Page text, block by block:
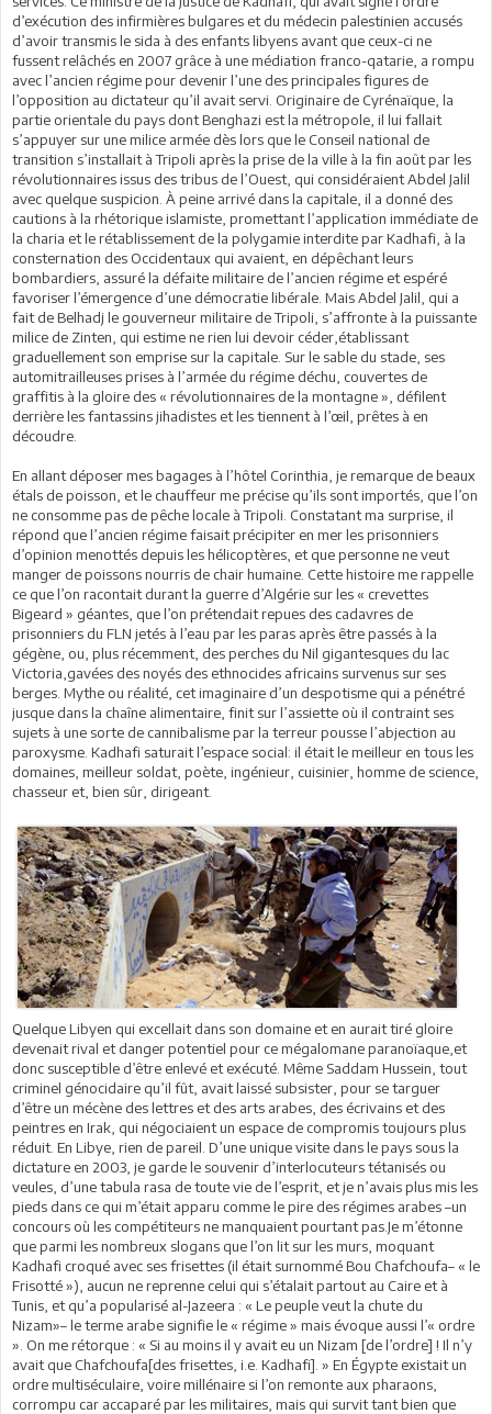
d’exécution des infirmières bulgares et du médecin palestinien accusés
d’avoir transmis le sida à des enfants libyens avant que ceux-ci ne
fussent relâchés en 2007 grâce à une médiation franco-qatarie, a rompu
avec l’ancien régime pour devenir l’une des principales figures de
l’opposition au dictateur qu’il avait servi. Originaire de Cyrénaïque, la
partie orientale du pays dont Benghazi est la métropole, il lui fallait
s’appuyer sur une milice armée dès lors que le Conseil national de
transition s’installait à Tripoli après la prise de la ville à la fin août par les
révolutionnaires issus des tribus de l’Ouest, qui considéraient Abdel Jalil
avec quelque suspicion. À peine arrivé dans la capitale, il a donné des
cautions à la rhétorique islamiste, promettant l’application immédiate de
la charia et le rétablissement de la polygamie interdite par Kadhafi, à la
consternation des Occidentaux qui avaient, en dépêchant leurs
bombardiers, assuré la défaite militaire de l’ancien régime et espéré
favoriser l’émergence d’une démocratie libérale. Mais Abdel Jalil, qui a
fait de Belhadj le gouverneur militaire de Tripoli, s’affronte à la puissante
milice de Zinten, qui estime ne rien lui devoir céder,établissant
graduellement son emprise sur la capitale. Sur le sable du stade, ses
automitrailleuses prises à l’armée du régime déchu, couvertes de
graffitis à la gloire des « révolutionnaires de la montagne », défilent
derrière les fantassins jihadistes et les tiennent à l’œil, prêtes à en
découdre.
En allant déposer mes bagages à l’hôtel Corinthia, je remarque de beaux
étals de poisson, et le chauffeur me précise qu’ils sont importés, que l’on
ne consomme pas de pêche locale à Tripoli. Constatant ma surprise, il
répond que l’ancien régime faisait précipiter en mer les prisonniers
d’opinion menottés depuis les hélicoptères, et que personne ne veut
manger de poissons nourris de chair humaine. Cette histoire me rappelle
ce que l’on racontait durant la guerre d’Algérie sur les « crevettes
Bigeard » géantes, que l’on prétendait repues des cadavres de
prisonniers du FLN jetés à l’eau par les paras après être passés à la
gégène, ou, plus récemment, des perches du Nil gigantesques du lac
Victoria,gavées des noyés des ethnocides africains survenus sur ses
berges. Mythe ou réalité, cet imaginaire d’un despotisme qui a pénétré
jusque dans la chaîne alimentaire, finit sur l’assiette où il contraint ses
sujets à une sorte de cannibalisme par la terreur pousse l’abjection au
paroxysme. Kadhafi saturait l’espace social: il était le meilleur en tous les
domaines, meilleur soldat, poète, ingénieur, cuisinier, homme de science,
chasseur et, bien sûr, dirigeant.
Quelque Libyen qui excellait dans son domaine et en aurait tiré gloire
devenait rival et danger potentiel pour ce mégalomane paranoïaque,et
donc susceptible d’être enlevé et exécuté. Même Saddam Hussein, tout
criminel génocidaire qu’il fût, avait laissé subsister, pour se targuer
d’être un mécène des lettres et des arts arabes, des écrivains et des
peintres en Irak, qui négociaient un espace de compromis toujours plus
réduit. En Libye, rien de pareil. D’une unique visite dans le pays sous la
dictature en 2003, je garde le souvenir d’interlocuteurs tétanisés ou
veules, d’une tabula rasa de toute vie de l’esprit, et je n’avais plus mis les
pieds dans ce qui m’était apparu comme le pire des régimes arabes –un
concours où les compétiteurs ne manquaient pourtant pas.Je m’étonne
que parmi les nombreux slogans que l’on lit sur les murs, moquant
Kadhafi croqué avec ses frisettes (il était surnommé Bou Chafchoufa– « le
Frisotté »), aucun ne reprenne celui qui s’étalait partout au Caire et à
Tunis, et qu’a popularisé al-Jazeera : « Le peuple veut la chute du
Nizam»– le terme arabe signifie le « régime » mais évoque aussi l’« ordre
». On me rétorque : « Si au moins il y avait eu un Nizam [de l’ordre] ! Il n’y
avait que Chafchoufa[des frisettes, i.e. Kadhafi]. » En Égypte existait un
ordre multiséculaire, voire millénaire si l’on remonte aux pharaons,
corrompu car accaparé par les militaires, mais qui survit tant bien que